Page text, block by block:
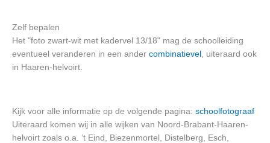
Zelf bepalen
Het "foto zwart-wit met kadervel 13/18" mag de schoolleiding
eventueel veranderen in een ander combinatievel , uiteraard ook
in Haaren-helvoirt.
Kijk voor alle informatie op de volgende pagina: schoolfotograaf
Uiteraard komen wij in alle wijken van Noord-Brabant-Haaren-
helvoirt zoals o.a. ‘t Eind, Biezenmortel, Distelberg, Esch,